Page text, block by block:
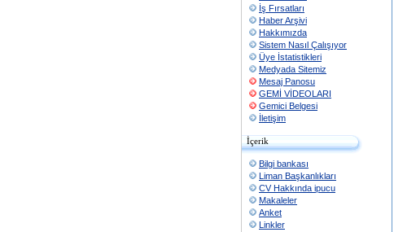
İş Fırsatları
Haber Arşivi
Hakkımızda
Sistem Nasıl Çalışıyor
Üye İstatistikleri
Medyada Sitemiz
Mesaj Panosu
GEMİ VİDEOLARI
Gemici Belgesi
İletişim
İçerik
Bilgi bankası
Liman Başkanlıkları
CV Hakkında ipucu
Makaleler
Anket
Linkler